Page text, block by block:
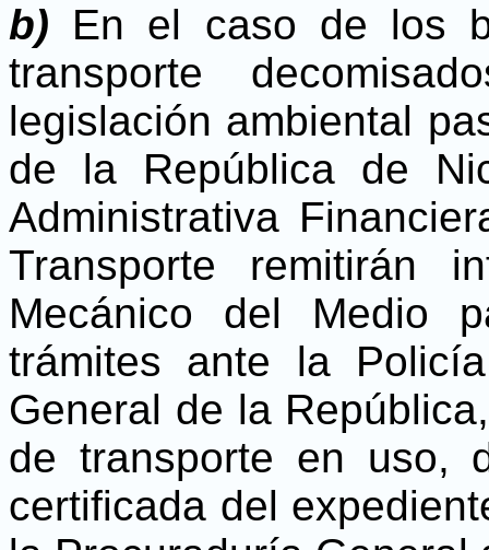
b) En el caso de los
transporte
legislación ambiental
de la República de
Administrativa
Transporte remitirán
Mecánico del Medio
trámites ante la
General de la
de transporte en uso,
certificada del